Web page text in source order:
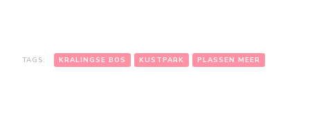
TAGS: KRALINGSE BOS KUSTPARK PLASSEN MEER